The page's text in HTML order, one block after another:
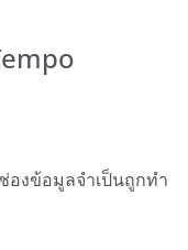
ช่องข้อมูลจำเป็นถูกทำ